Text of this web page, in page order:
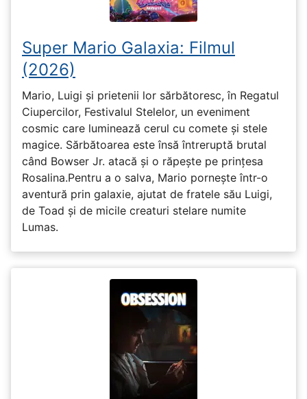
Super Mario Galaxia: Filmul
(2026)
Mario, Luigi și prietenii lor sărbătoresc, în Regatul
Ciupercilor, Festivalul Stelelor, un eveniment
cosmic care luminează cerul cu comete și stele
magice. Sărbătoarea este însă întreruptă brutal
când Bowser Jr. atacă și o răpește pe prinţesa
Rosalina.Pentru a o salva, Mario pornește într-o
aventură prin galaxie, ajutat de fratele său Luigi,
de Toad și de micile creaturi stelare numite
Lumas.